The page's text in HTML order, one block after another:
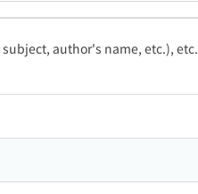
author's name, etc.), etc.